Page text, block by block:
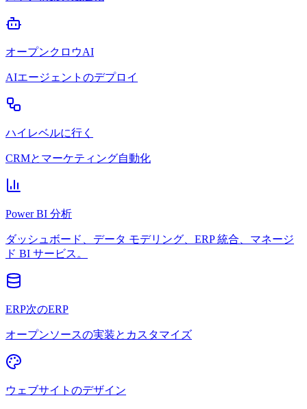
オープンクロウAI
AIエージェントのデプロイ
ハイレベルに行く
CRMとマーケティング自動化
Power BI 分析
ダッシュボード、データ モデリング、ERP 統合、マネージ
ド BI サービス。
ERP次のERP
オープンソースの実装とカスタマイズ
ウェブサイトのデザイン